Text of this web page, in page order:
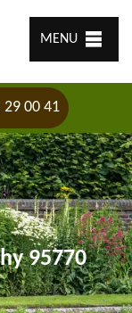
MENU
29 00 41
95770